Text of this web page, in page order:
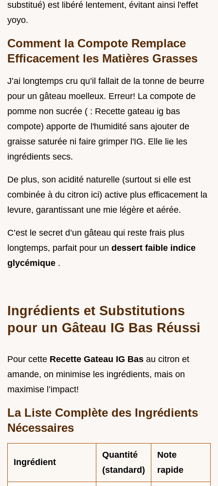
substitué) est libéré lentement, évitant ainsi l'effet
yoyo.
Comment la Compote Remplace
Efficacement les Matières Grasses
J’ai longtemps cru qu’il fallait de la tonne de beurre
pour un gâteau moelleux. Erreur! La compote de
pomme non sucrée ( : Recette gateau ig bas
compote) apporte de l'humidité sans ajouter de
graisse saturée ni faire grimper l'IG. Elle lie les
ingrédients secs.
De plus, son acidité naturelle (surtout si elle est
combinée à du citron ici) active plus efficacement la
levure, garantissant une mie légère et aérée.
C’est le secret d’un gâteau qui reste frais plus
longtemps, parfait pour un dessert faible indice
glycémique .
Ingrédients et Substitutions
pour un Gâteau IG Bas Réussi
Pour cette Recette Gateau IG Bas au citron et
amande, on minimise les ingrédients, mais on
maximise l’impact!
La Liste Complète des Ingrédients
Nécessaires
Ingrédient
Quantité
(standard)
Note
rapide